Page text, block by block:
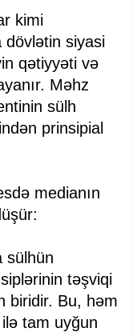
kimi
dövlətin siyasi
qətiyyəti və
Məhz
sülh
prinsipial
medianın
sülhün
təşviqi
biridir. Bu, həm
tam uyğun